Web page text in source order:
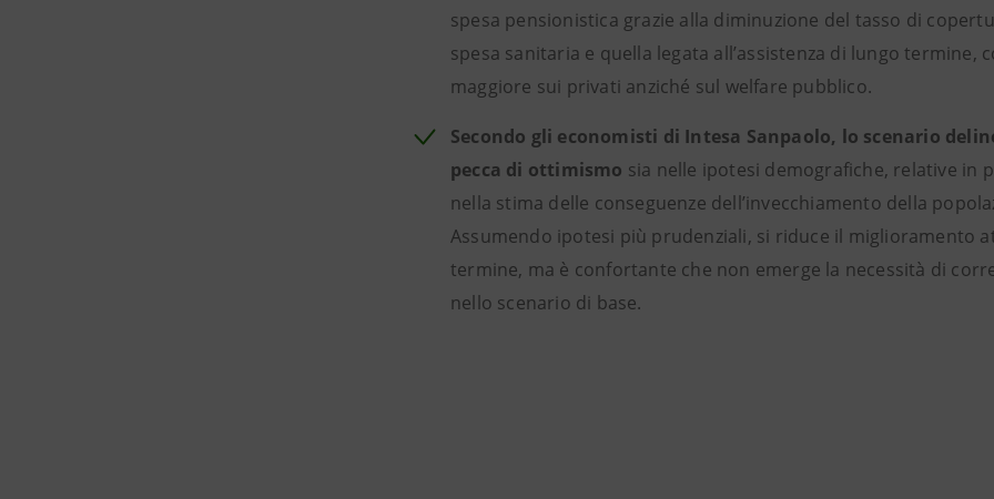
spesa pensionistica grazie alla diminuzione del tasso di
spesa sanitaria e quella legata all’assistenza di lungo
maggiore sui privati anziché sul welfare pubblico.
Secondo gli economisti di Intesa Sanpaolo, lo scenario
pecca di ottimismo sia nelle ipotesi demografiche, relative in
nella stima delle conseguenze dell’invecchiamento della
Assumendo ipotesi più prudenziali, si riduce il miglioramento
termine, ma è confortante che non emerge la necessità di
nello scenario di base.